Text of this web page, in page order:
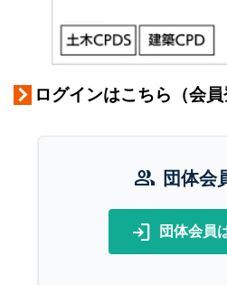
ログインはこちら（会員
group 団体会
login 団体会員